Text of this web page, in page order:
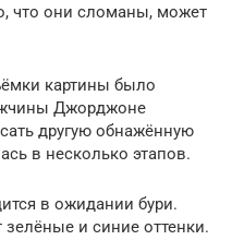
что они сломаны, может
картины было
Джорджоне
другую обнажённую
в несколько этапов.
в ожидании бури.
и синие оттенки.